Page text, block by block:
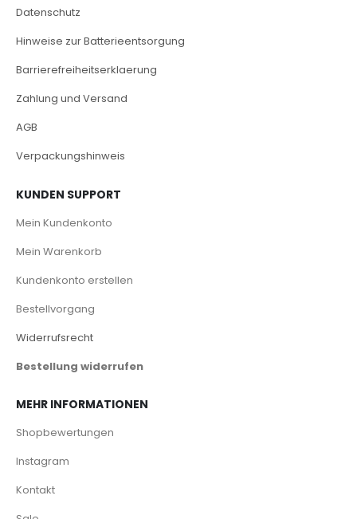
Datenschutz
Hinweise zur Batterieentsorgung
Barrierefreiheitserklaerung
Zahlung und Versand
AGB
Verpackungshinweis
KUNDEN SUPPORT
Mein Kundenkonto
Mein Warenkorb
Kundenkonto erstellen
Bestellvorgang
Widerrufsrecht
Bestellung widerrufen
MEHR INFORMATIONEN
Shopbewertungen
Instagram
Kontakt